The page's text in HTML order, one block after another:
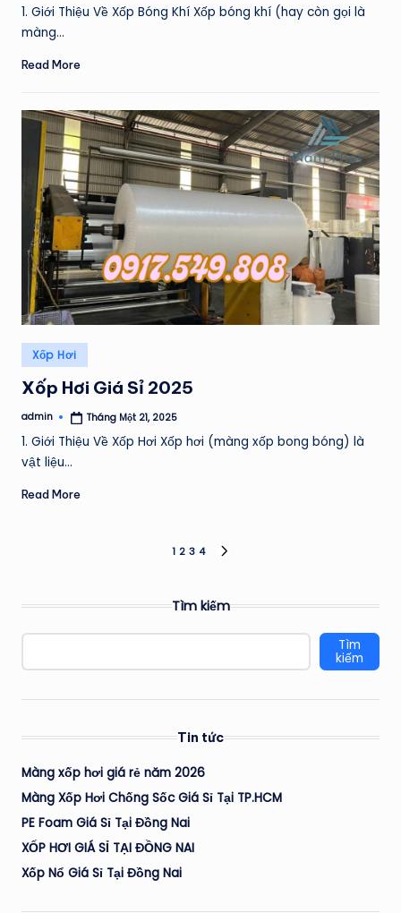
1. Giới Thiệu Về Xốp Bóng Khí Xốp bóng khí (hay còn gọi là
màng…
Read More
Posted
in
Xốp Hơi
Xốp Hơi Giá Sỉ 2025
Posted
admin Tháng Một 21, 2025
1. Giới Thiệu Về Xốp Hơi Xốp hơi (màng xốp bong bóng) là
vật liệu…
Read More
bài
viết
1 2 3 4
Tìm kiếm
Tìm
kiếm
Tin tức
Màng xốp hơi giá rẻ năm 2026
Màng Xốp Hơi Chống Sốc Giá Sỉ Tại TP.HCM
PE Foam Giá Sỉ Tại Đồng Nai
XỐP HƠI GIÁ SỈ TẠI ĐỒNG NAI
Xốp Nổ Giá Sỉ Tại Đồng Nai